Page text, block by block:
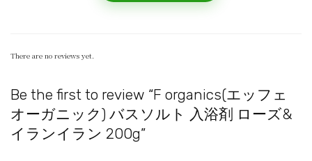
There are no reviews yet.
Be the first to review “F organics(エッフェ
オーガニック) バスソルト 入浴剤 ローズ&
イランイラン 200g”